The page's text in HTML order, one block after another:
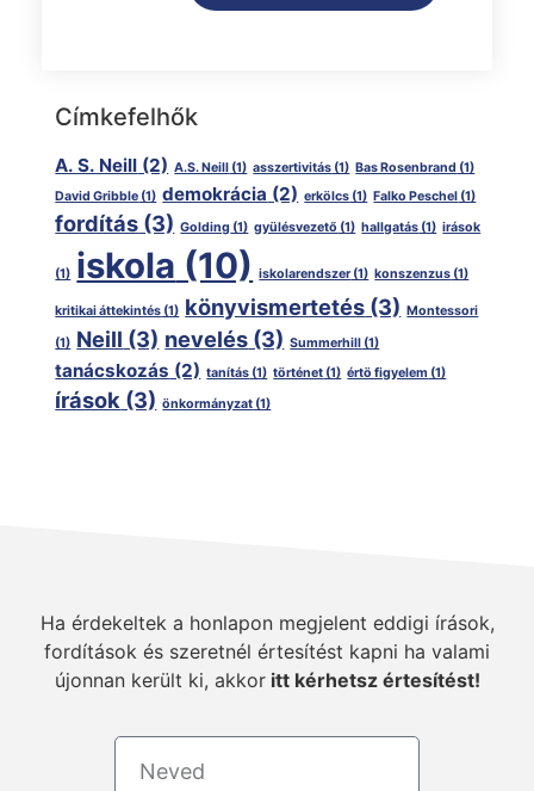
Címkefelhők
A. S. Neill (2) A.S. Neill (1) asszertivitás (1) Bas Rosenbrand (1)
David Gribble (1) demokrácia (2) erkölcs (1) Falko Peschel (1)
fordítás (3) Golding (1) gyülésvezető (1) hallgatás (1) irások
(1) iskola (10) iskolarendszer(1) konszenzus (1)
kritikai áttekintés (1) könyvismertetés (3) Montessori
(1) Neill (3) nevelés (3) Summerhill (1)
tanácskozás (2) tanítás (1) történet (1) értö figyelem (1)
írások (3) önkormányzat (1)
Ha érdekeltek a honlapon megjelent eddigi írások,
fordítások és szeretnél értesítést kapni ha valami
újonnan került ki, akkoritt kérhetsz értesítést!